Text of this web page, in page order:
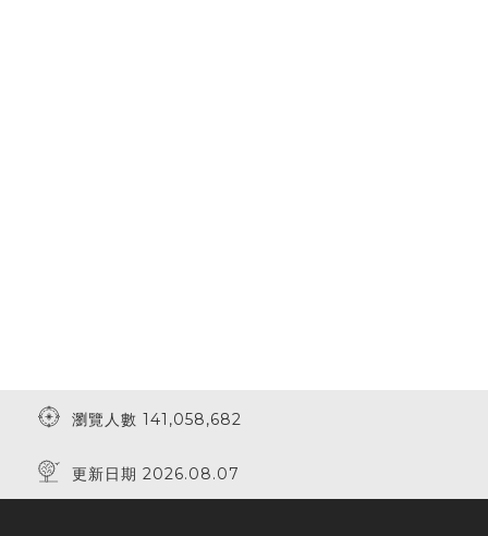
瀏覽人數 141,058,682
更新日期 2026.08.07